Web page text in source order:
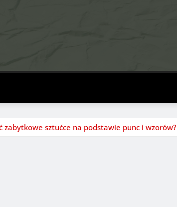
zabytkowe sztućce na podstawie punc i wzorów?